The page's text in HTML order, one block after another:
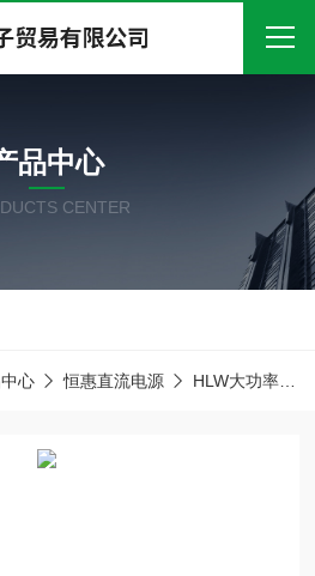
关于我们
产品中心
在线留言
品中心
CENTER
心 恒惠直流电源 HLW大功率线性直流电源